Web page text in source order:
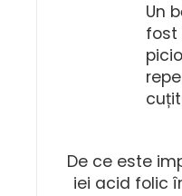
Un
fost
De ce este
iei acid folic